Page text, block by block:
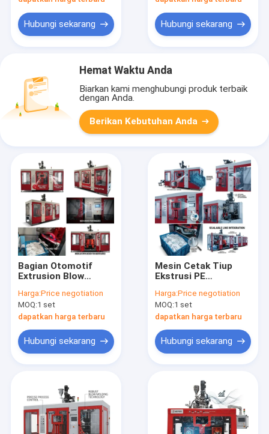
Hubungi sekarang Hubungi sekarang
Hemat Waktu Anda
Biarkan kami menghubungi produk terbaik
dengan Anda.
Berikan Kebutuhan Anda
Bagian Otomotif
Extrusion Blow
MP100FD 100mm
Harga:Price negotiation
MOQ:1 set
dapatkan harga terbaru
Hubungi sekarang
Mesin Cetak Tiup
Ekstrusi PE
Tinggi MP100FD
Harga:Price negotiation
MOQ:1 set
dapatkan harga terbaru
Hubungi sekarang